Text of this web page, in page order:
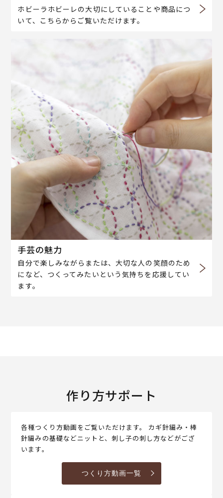
ホビーラホビーレの大切にしていることや商品につ
いて、こちらからご覧いただけます。
手芸の魅力
自分で楽しみながらまたは、大切な人の笑顔のため
になど、つくってみたいという気持ちを応援してい
ます。
作り方サポート
各種つくり方動画をご覧いただけます。 カギ針編み・棒
針編みの基礎などニットと、刺し子の刺し方などがござ
います。
つくり方動画一覧